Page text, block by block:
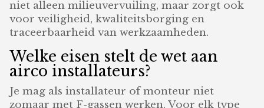
niet alleen milieuvervuiling, maar zorgt ook
voor veiligheid, kwaliteitsborging en
traceerbaarheid van werkzaamheden.
Welke eisen stelt de wet aan
airco installateurs?
Je mag als installateur of monteur niet
zomaar met F-gassen werken. Voor elk type